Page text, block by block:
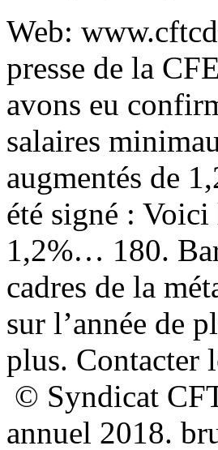
Web:
presse de la
avons eu
salaires
augmentés de
été signé :
1,2%… 180.
cadres de la
sur l’année de
plus. Contacter
© Syndicat
annuel 2018.